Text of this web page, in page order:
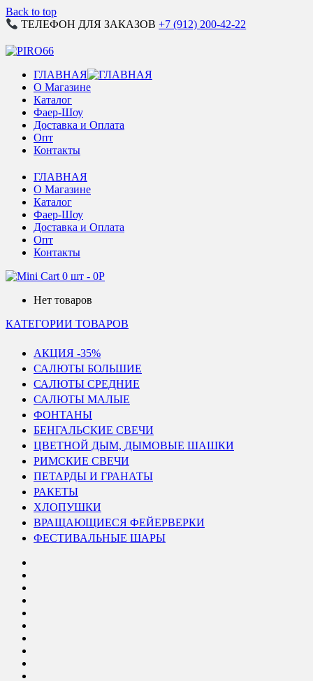
Back to top
ТЕЛЕФОН ДЛЯ ЗАКАЗОВ+7 (912) 200-42-22
ГЛАВНАЯ
О Магазине
Каталог
Фаер-Шоу
Доставка и Оплата
Опт
Контакты
ГЛАВНАЯ
О Магазине
Каталог
Фаер-Шоу
Доставка и Оплата
Опт
Контакты
0 шт - 0Р
Нет товаров
КАТЕГОРИИ ТОВАРОВ
АКЦИЯ -35%
САЛЮТЫ БОЛЬШИЕ
САЛЮТЫ СРЕДНИЕ
САЛЮТЫ МАЛЫЕ
ФОНТАНЫ
БЕНГАЛЬСКИЕ СВЕЧИ
ЦВЕТНОЙ ДЫМ, ДЫМОВЫЕ ШАШКИ
РИМСКИЕ СВЕЧИ
ПЕТАРДЫ И ГРАНАТЫ
РАКЕТЫ
ХЛОПУШКИ
ВРАЩАЮЩИЕСЯ ФЕЙЕРВЕРКИ
ФЕСТИВАЛЬНЫЕ ШАРЫ